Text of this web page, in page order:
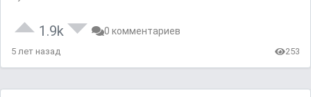
1.9k 0 комментариев
5 лет назад 253